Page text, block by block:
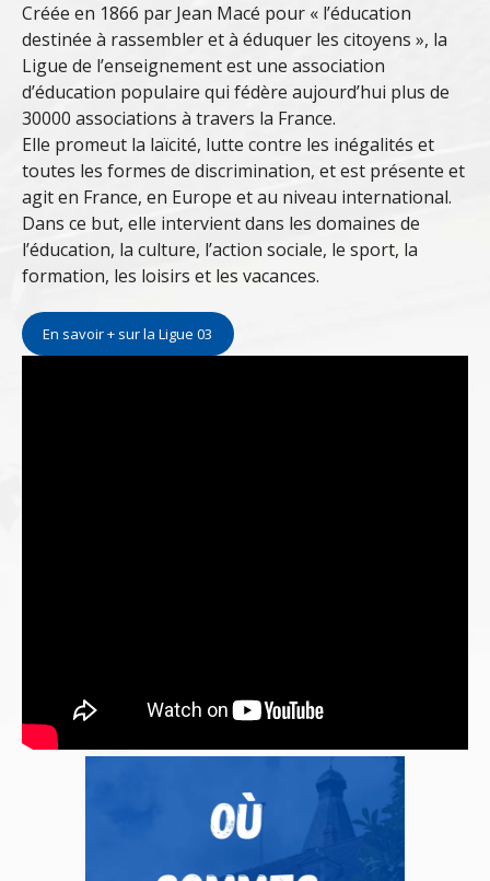
Créée en 1866 par Jean Macé pour « l’éducation
destinée à rassembler et à éduquer les citoyens », la
Ligue de l’enseignement est une association
d’éducation populaire qui fédère aujourd’hui plus de
30000 associations à travers la France.
Elle promeut la laïcité, lutte contre les inégalités et
toutes les formes de discrimination, et est présente et
agit en France, en Europe et au niveau international.
Dans ce but, elle intervient dans les domaines de
l’éducation, la culture, l’action sociale, le sport, la
formation, les loisirs et les vacances.
En savoir + sur la Ligue 03